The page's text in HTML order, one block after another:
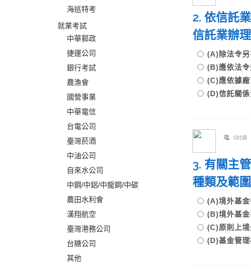
海巡特考
就業考試
中華郵政
捷運公司
銀行考試
農漁會
國營事業
中華電信
台電公司
臺灣菸酒
中油公司
自來水公司
中鋼/中鋁/中龍鋼/中碳
農田水利會
漢翔航空
臺灣港務公司
台糖公司
其他
2. 依信託
信託業辦
(A)除法令
(B)應依法
(C)應依據
(D)信託關
0討論
3. 有關主
種類及範
(A)境外基
(B)境外基
(C)原則上
(D)基金管